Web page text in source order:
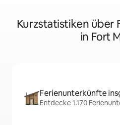
Kurzstatistiken über
in Fort
Ferienunterkünfte
Entdecke 1.170